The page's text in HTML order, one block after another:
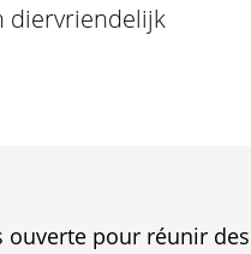
diervriendelijk
ouverte pour réunir